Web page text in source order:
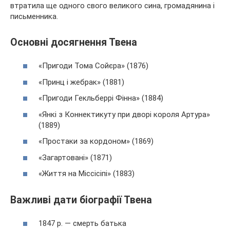
втратила ще одного свого великого сина, громадянина і
письменника.
Основні досягнення Твена
«Пригоди Тома Сойєра» (1876)
«Принц і жебрак» (1881)
«Пригоди Гекльберрі Фінна» (1884)
«Янкі з Коннектикуту при дворі короля Артура»
(1889)
«Простаки за кордоном» (1869)
«Загартовані» (1871)
«Життя на Міссісіпі» (1883)
Важливі дати біографії Твена
1847 р. — смерть батька